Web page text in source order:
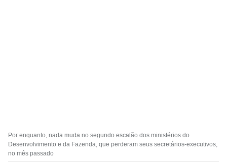
Por enquanto, nada muda no segundo escalão dos ministérios do
Desenvolvimento e da Fazenda, que perderam seus secretários-executivos,
no mês passado